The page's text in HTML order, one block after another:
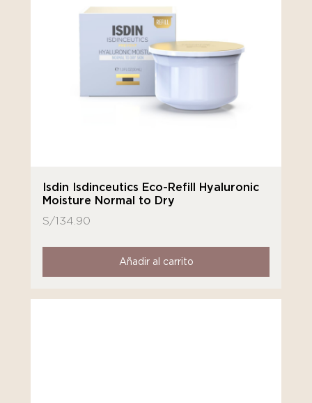
Isdin Isdinceutics Eco-Refill Hyaluronic
Moisture Normal to Dry
S/134.90
Añadir al carrito